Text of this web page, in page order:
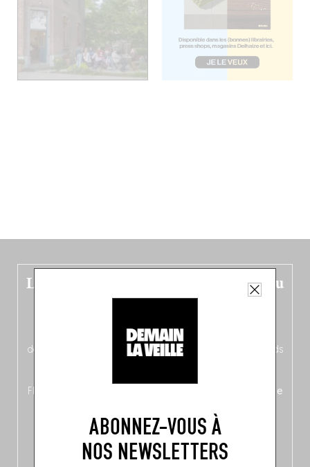
ABONNEZ-VOUS À
NOS NEWSLETTERS
Le nouveau guide Belgique est sorti du
four !
néerlandais côté face – à moins que ne soit l’inverse ?),
découvrez
une partie mag « Nord-Zuid »
qui met les pieds
Flandre, à Bruxelles et en Wallonie, ainsi qu’
un palmarès de